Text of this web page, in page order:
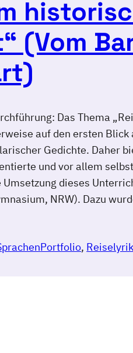
(Vom
Das Thema
auf den ersten Blick
Gedichte. Daher
und vor allem
dieses
NRW). Dazu
Portfolio, Reiselyrik